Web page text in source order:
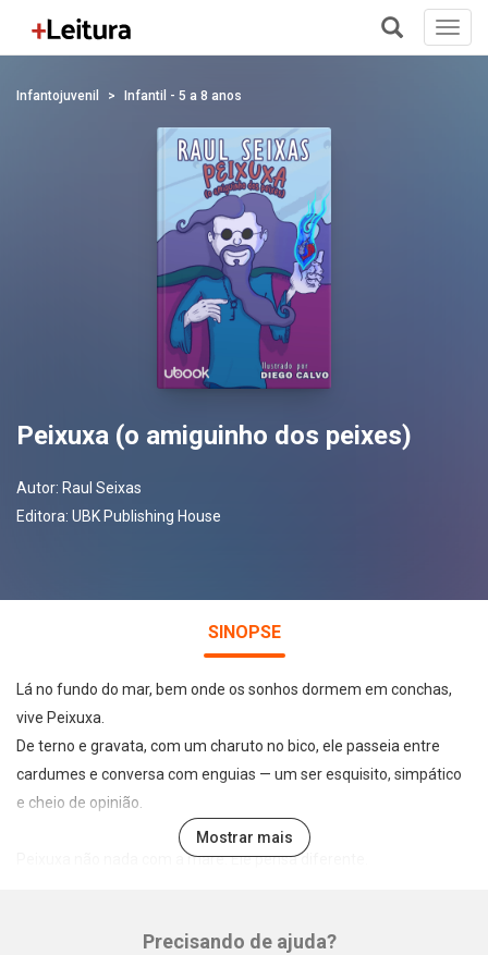
Infantojuvenil Infantil - 5 a 8 anos
Peixuxa (o amiguinho dos peixes)
Autor: Raul Seixas
Editora: UBK Publishing House
SINOPSE
Lá no fundo do mar, bem onde os sonhos dormem em conchas,
vive Peixuxa.
De terno e gravata, com um charuto no bico, ele passeia entre
cardumes e conversa com enguias — um ser esquisito, simpático
e cheio de opinião.
Peixuxa não nada com a maré. Ele pensa diferente.
Mostrar mais
Precisando de ajuda?